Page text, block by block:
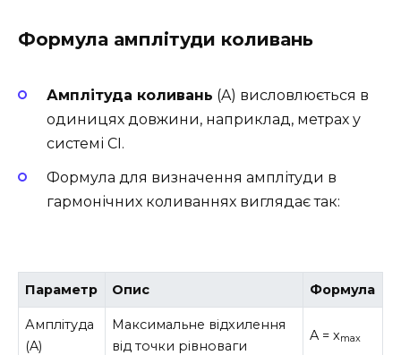
Формула амплітуди коливань
Амплітуда коливань (A) висловлюється в
одиницях довжини, наприклад, метрах у
системі СІ.
Формула для визначення амплітуди в
гармонічних коливаннях виглядає так:
Параметр Опис Формула
Амплітуда
(A)
Максимальне відхилення
від точки рівноваги
A = xmax